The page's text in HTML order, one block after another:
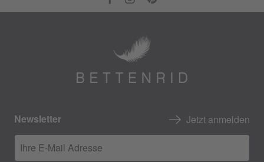
Newsletter Jetzt anmelden
Ihre E-Mail Adresse